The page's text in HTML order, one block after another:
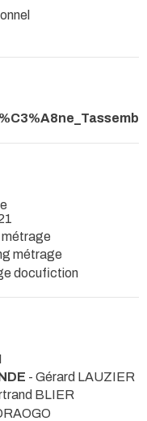
métrage
docufiction
- Gérard LAUZIER
BLIER